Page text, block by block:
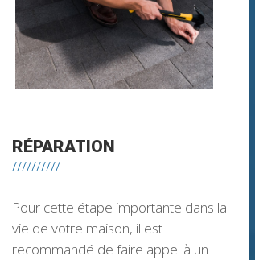
RÉPARATION
//////////
Pour cette étape importante dans la
vie de votre maison, il est
recommandé de faire appel à un